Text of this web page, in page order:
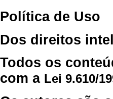
Política de Uso
Dos direitos
Todos os
com a Lei 9.610/